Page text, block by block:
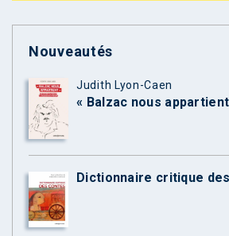
Nouveautés
Judith Lyon-Caen
« Balzac nous
Dictionnaire critique